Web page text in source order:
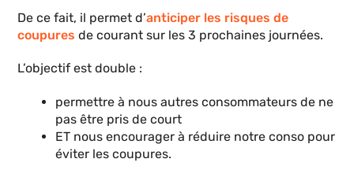
De ce fait, il permet d’anticiper les risques de
coupures de courant sur les 3 prochaines journées.
L’objectif est double :
permettre à nous autres consommateurs de ne
pas être pris de court
ET nous encourager à réduire notre conso pour
éviter les coupures.